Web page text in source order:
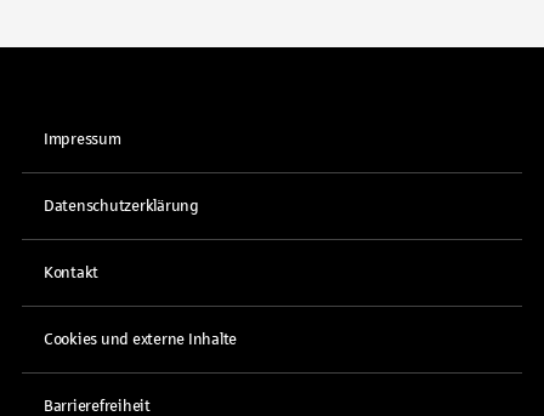
Impressum
Datenschutzerklärung
Kontakt
Cookies und externe Inhalte
Barrierefreiheit